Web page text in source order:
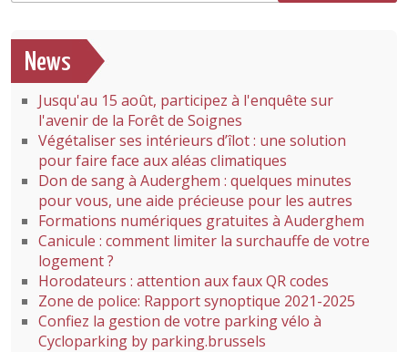
News
Jusqu'au 15 août, participez à l'enquête sur
l'avenir de la Forêt de Soignes
Végétaliser ses intérieurs d’îlot : une solution
pour faire face aux aléas climatiques
Don de sang à Auderghem : quelques minutes
pour vous, une aide précieuse pour les autres
Formations numériques gratuites à Auderghem
Canicule : comment limiter la surchauffe de votre
logement ?
Horodateurs : attention aux faux QR codes
Zone de police: Rapport synoptique 2021-2025
Confiez la gestion de votre parking vélo à
Cycloparking by parking.brussels